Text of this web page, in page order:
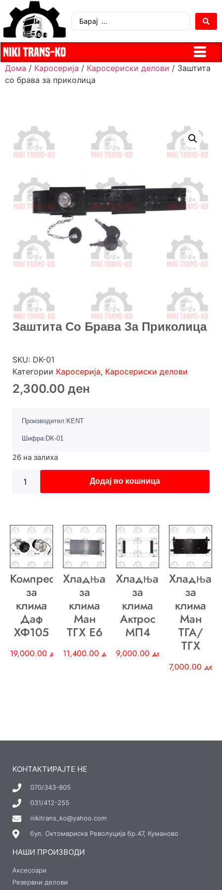
Дома / Каросерија / Каросериски делови / Заштита
со брава за приколица
Заштита Со Брава За Приколица
SKU: DK-01
Категории Каросерија, Каросериски делови
2,300.00 ден
Производител:KENT
Шифра:DK-01
26 на залиха
Додај во кошница
Компресор
за
клима
Даф
ХФ105
19,000.00 ден
Хладњак
за
клима
Ман
ТГХ E6
11,400.00 ден
Хладњак
за
клима
Актрос
МП4
9,000.00 ден
Хладњак
за
клима
Ман
ТГА/
ТГХ
7,000.00 ден
КОНТАКТИРАЈТЕ НЕ
070/343-805
031/412-255
nikitrans_ko@yahoo.com
бул. Октомвриска Револуција бр.47, Куманово
НАШИ ПРОИЗВОДИ
Аксесоари
Резервни делови